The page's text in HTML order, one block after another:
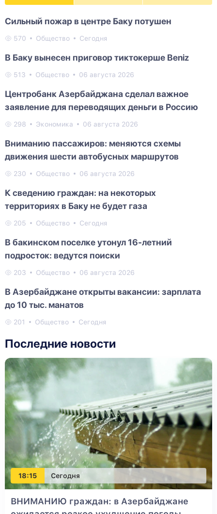
Сильный пожар в центре Баку потушен
570 Общество Сегодня
В Баку вынесен приговор тиктокерше Beniz
513 Общество 06 августа 2026
Центробанк Азербайджана сделал важное
заявление для переводящих деньги в Россию
298 Экономика 06 августа 2026
Вниманию пассажиров: меняются схемы
движения шести автобусных маршрутов
230 Общество 06 августа 2026
К сведению граждан: на некоторых
территориях в Баку не будет газа
205 Общество Сегодня
В бакинском поселке утонул 16-летний
подросток: ведутся поиски
203 Общество 06 августа 2026
В Азербайджане открыты вакансии: зарплата
до 10 тыс. манатов
201 Общество Сегодня
Последние новости
18:15 Сегодня
ВНИМАНИЮ граждан: в Азербайджане